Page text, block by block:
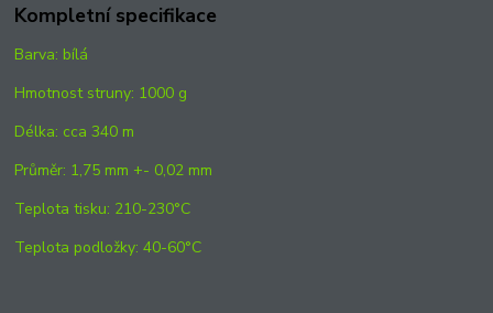
Kompletní specifikace
Barva: bílá
Hmotnost struny: 1000 g
Délka: cca 340 m
Průměr: 1,75 mm +- 0,02 mm
Teplota tisku: 210-230°C
Teplota podložky: 40-60°C